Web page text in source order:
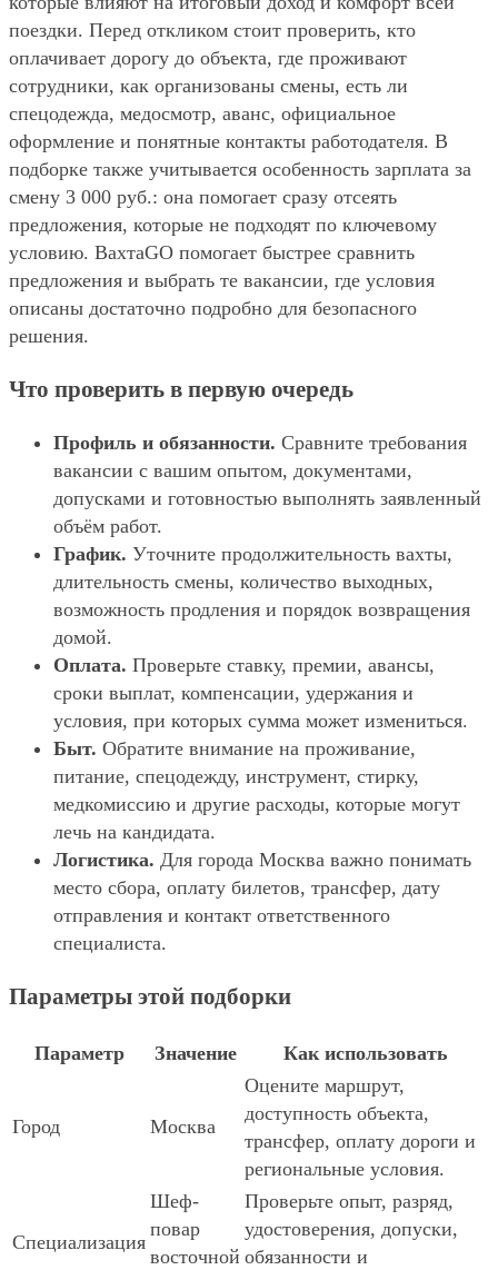
поездки. Перед откликом стоит проверить, кто
оплачивает дорогу до объекта, где проживают
сотрудники, как организованы смены, есть ли
спецодежда, медосмотр, аванс, официальное
оформление и понятные контакты работодателя. В
подборке также учитывается особенность зарплата за
смену 3 000 руб.: она помогает сразу отсеять
предложения, которые не подходят по ключевому
условию. ВахтаGO помогает быстрее сравнить
предложения и выбрать те вакансии, где условия
описаны достаточно подробно для безопасного
решения.
Что проверить в первую очередь
Профиль и обязанности. Сравните требования
вакансии с вашим опытом, документами,
допусками и готовностью выполнять заявленный
объём работ.
График. Уточните продолжительность вахты,
длительность смены, количество выходных,
возможность продления и порядок возвращения
домой.
Оплата. Проверьте ставку, премии, авансы,
сроки выплат, компенсации, удержания и
условия, при которых сумма может измениться.
Быт. Обратите внимание на проживание,
питание, спецодежду, инструмент, стирку,
медкомиссию и другие расходы, которые могут
лечь на кандидата.
Логистика. Для города Москва важно понимать
место сбора, оплату билетов, трансфер, дату
отправления и контакт ответственного
специалиста.
Параметры этой подборки
Параметр Значение Как использовать
Город Москва
Оцените маршрут,
доступность объекта,
трансфер, оплату дороги и
региональные условия.
Специализация
Шеф-
повар
восточной
Проверьте опыт, разряд,
удостоверения, допуски,
обязанности и